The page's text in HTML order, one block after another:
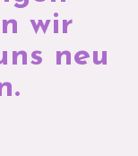
wir
neu